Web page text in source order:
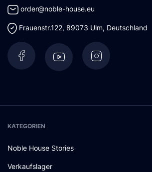
order@noble-house.eu
Frauenstr.122, 89073 Ulm, Deutschland
KATEGORIEN
Noble House Stories
Verkaufslager